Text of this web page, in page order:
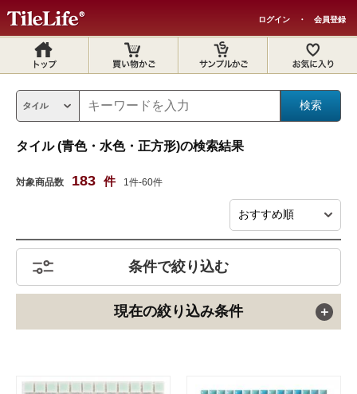
ログイン ・ 会員登録
タイル (青色・水色・正方形)の検索結果
対象商品数 183 件 1件-60件
条件で絞り込む
現在の絞り込み条件